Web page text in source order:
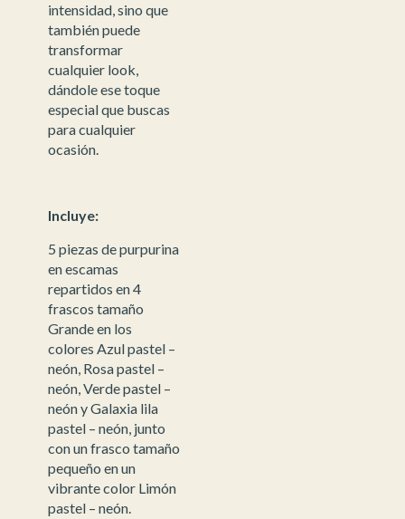
intensidad, sino que
también puede
transformar
cualquier look,
dándole ese toque
especial que buscas
para cualquier
ocasión.
Incluye:
5 piezas de purpurina
en escamas
repartidos en 4
frascos tamaño
Grande en los
colores Azul pastel –
neón, Rosa pastel –
neón, Verde pastel –
neón y Galaxia lila
pastel – neón, junto
con un frasco tamaño
pequeño en un
vibrante color Limón
pastel – neón.